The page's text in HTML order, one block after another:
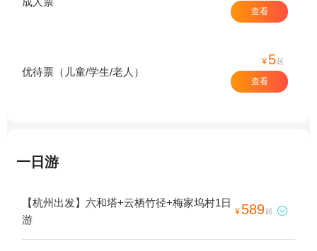
查看
优待票（儿童/学生/老人）
¥ 5起
查看
一日游
【杭州出发】六和塔+云栖竹径+梅家坞村1日
游
¥ 589起 